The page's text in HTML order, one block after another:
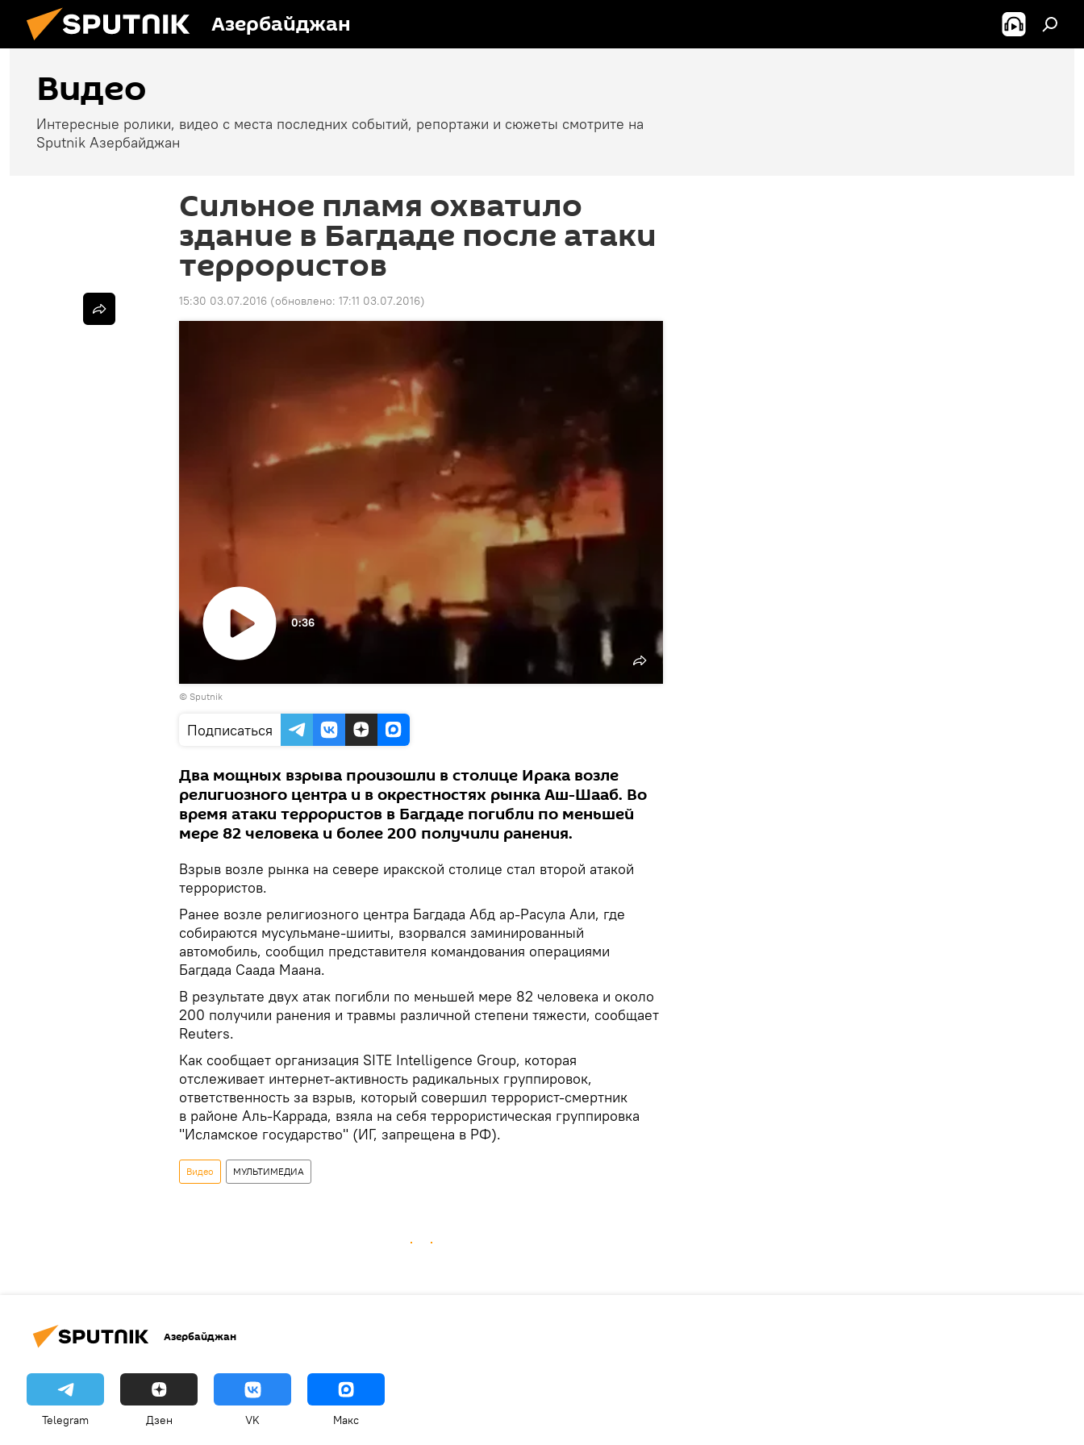
Азербайджан
Видео
Интересные ролики, видео с места последних событий, репортажи и сюжеты смотрите на
Sputnik Азербайджан
Сильное пламя охватило
здание в Багдаде после атаки
террористов
15:30 03.07.2016 (обновлено: 17:11 03.07.2016)
Воспроизвести
0:36
© Sputnik
Подписаться
Два мощных взрыва произошли в столице Ирака возле
религиозного центра и в окрестностях рынка Аш-Шааб. Во
время атаки террористов в Багдаде погибли по меньшей
мере 82 человека и более 200 получили ранения.
Взрыв возле рынка на севере иракской столице стал второй атакой
террористов.
Ранее возле религиозного центра Багдада Абд ар-Расула Али, где
собираются мусульмане-шииты, взорвался заминированный
автомобиль, сообщил представителя командования операциями
Багдада Саада Маана.
В результате двух атак погибли по меньшей мере 82 человека и около
200 получили ранения и травмы различной степени тяжести, сообщает
Reuters.
Как сообщает организация SITE Intelligence Group, которая
отслеживает интернет-активность радикальных группировок,
ответственность за взрыв, который совершил террорист-смертник
в районе Аль-Каррада, взяла на себя террористическая группировка
"Исламское государство" (ИГ, запрещена в РФ).
Видео МУЛЬТИМЕДИА
Азербайджан
Telegram Дзен VK Макс